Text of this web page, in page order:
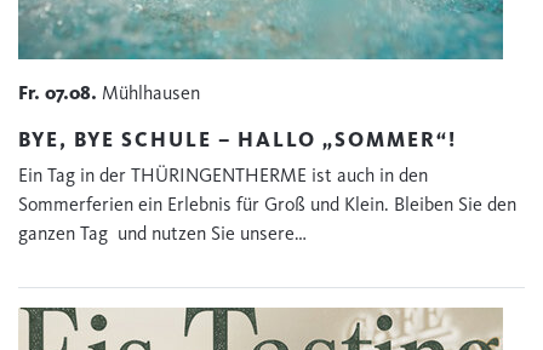
Fr. 07.08. Mühlhausen
BYE, BYE SCHULE – HALLO „SOMMER“!
Ein Tag in der THÜRINGENTHERME ist auch in den
Sommerferien ein Erlebnis für Groß und Klein. Bleiben Sie den
ganzen Tag und nutzen Sie unsere…